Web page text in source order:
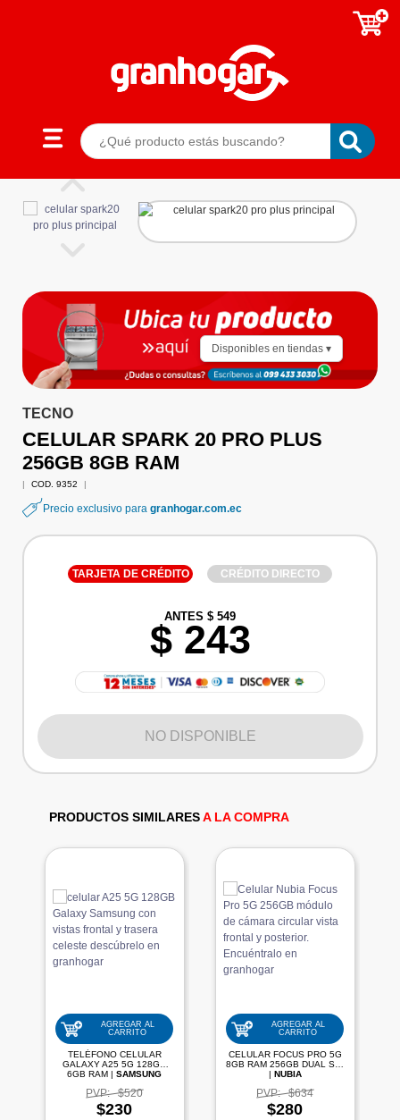
Disponibles en tiendas ▾
TECNO
CELULAR SPARK 20 PRO PLUS
256GB 8GB RAM
COD. 9352
Precio exclusivo para granhogar.com.ec
TARJETA DE CRÉDITO CRÉDITO DIRECTO
ANTES $ 549
$ 243
NO DISPONIBLE
PRODUCTOS SIMILARESA LA COMPRA
AGREGAR AL
CARRITO
TELÉFONO CELULAR
GALAXY A25 5G 128GB
6GB RAM |SAMSUNG
PVP: $520
$230
AGREGAR AL
CARRITO
CELULAR FOCUS PRO 5G
8GB RAM 256GB DUAL SIM
| NUBIA
PVP: $634
$280